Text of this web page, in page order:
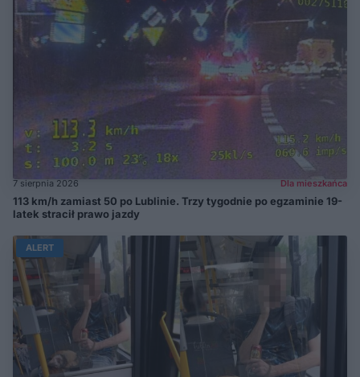
7 sierpnia 2026 Dla mieszkańca
113 km/h zamiast 50 po Lublinie. Trzy tygodnie po egzaminie 19-
latek stracił prawo jazdy
ALERT